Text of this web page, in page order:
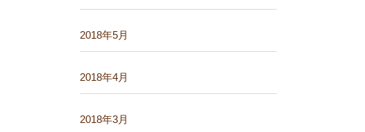
2018年5月
2018年4月
2018年3月